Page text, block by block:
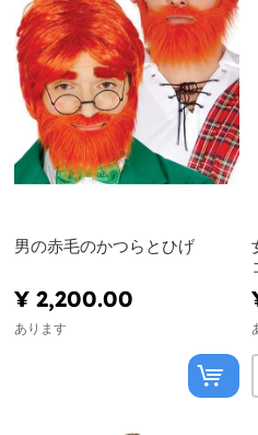
男の赤毛のかつらとひげ
¥ 2,200.00
あります